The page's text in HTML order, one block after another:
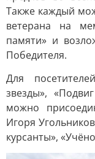
Также каждый
ветерана на
памяти» и
Победителя.
Для
звезды»,
можно
Игоря
курсанты»,